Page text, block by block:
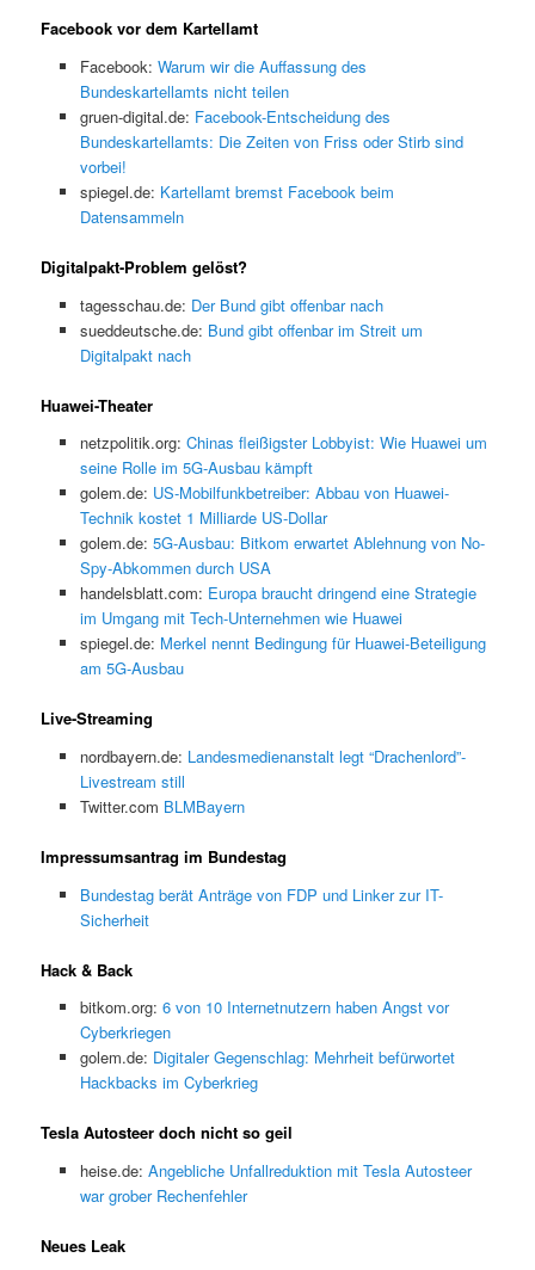
Facebook vor dem Kartellamt
Facebook: Warum wir die Auffassung des
Bundeskartellamts nicht teilen
gruen-digital.de: Facebook-Entscheidung des
Bundeskartellamts: Die Zeiten von Friss oder Stirb sind
vorbei!
spiegel.de: Kartellamt bremst Facebook beim
Datensammeln
Digitalpakt-Problem gelöst?
tagesschau.de: Der Bund gibt offenbar nach
sueddeutsche.de: Bund gibt offenbar im Streit um
Digitalpakt nach
Huawei-Theater
netzpolitik.org: Chinas fleißigster Lobbyist: Wie Huawei um
seine Rolle im 5G-Ausbau kämpft
golem.de: US-Mobilfunkbetreiber: Abbau von Huawei-
Technik kostet 1 Milliarde US-Dollar
golem.de: 5G-Ausbau: Bitkom erwartet Ablehnung von No-
Spy-Abkommen durch USA
handelsblatt.com: Europa braucht dringend eine Strategie
im Umgang mit Tech-Unternehmen wie Huawei
spiegel.de: Merkel nennt Bedingung für Huawei-Beteiligung
am 5G-Ausbau
Live-Streaming
nordbayern.de: Landesmedienanstalt legt “Drachenlord”-
Livestream still
Twitter.com BLMBayern
Impressumsantrag im Bundestag
Bundestag berät Anträge von FDP und Linker zur IT-
Sicherheit
Hack & Back
bitkom.org: 6 von 10 Internetnutzern haben Angst vor
Cyberkriegen
golem.de: Digitaler Gegenschlag: Mehrheit befürwortet
Hackbacks im Cyberkrieg
Tesla Autosteer doch nicht so geil
heise.de: Angebliche Unfallreduktion mit Tesla Autosteer
war grober Rechenfehler
Neues Leak